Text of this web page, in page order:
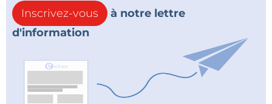
Inscrivez-vous
à notre lettre
d'information